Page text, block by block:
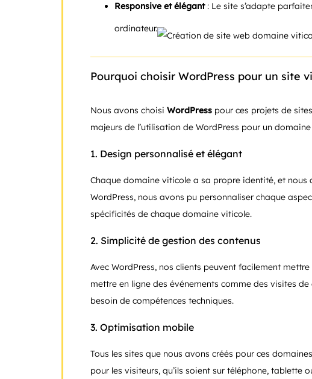
Responsive et élégant: Le site s’adapte
ordinateur.
Pourquoi choisir WordPress pour un site
Nous avons choisi WordPress pour ces projets de
majeurs de l’utilisation de WordPress pour un
1. Design personnalisé et élégant
Chaque domaine viticole a sa propre identité, et
WordPress, nous avons pu personnaliser chaque
spécificités de chaque domaine viticole.
2. Simplicité de gestion des contenus
Avec WordPress, nos clients peuvent facilement
mettre en ligne des événements comme des visites
besoin de compétences techniques.
3. Optimisation mobile
Tous les sites que nous avons créés pour ces
pour les visiteurs, qu’ils soient sur téléphone, tablette